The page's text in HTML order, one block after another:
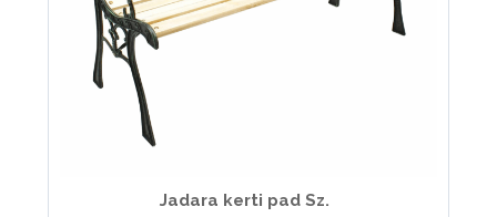
Jadara kerti pad Sz.